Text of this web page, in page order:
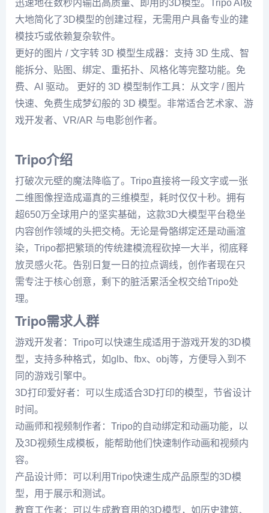
迅速地在数秒内输出高质量、即用的3D模型。Tripo AI极
大地简化了3D模型的创建过程，无需用户具备专业的建
模技巧或依赖复杂软件。
更好的图片 / 文字转 3D 模型生成器：支持 3D 生成、智
能拆分、贴图、绑定、重拓扑、风格化等完整功能。免
费、AI 驱动。 更好的 3D 模型制作工具：从文字 / 图片
快速、免费生成梦幻般的 3D 模型。非常适合艺术家、游
戏开发者、VR/AR 与电影创作者。
Tripo介绍
打破次元壁的魔法降临了。Tripo直接将一段文字或一张
二维图像捏造成逼真的三维模型，耗时仅仅十秒。拥有
超650万全球用户的坚实基础，这款3D大模型平台稳坐
内容创作领域的头把交椅。无论是骨骼绑定还是动画渲
染，Tripo都把繁琐的传统建模流程砍掉一大半，彻底释
放灵感火花。告别日复一日的拉点调线，创作者现在只
需专注于核心创意，剩下的脏活累活全权交给Tripo处
理。
Tripo需求人群
游戏开发者：Tripo可以快速生成适用于游戏开发的3D模
型，支持多种格式，如glb、fbx、obj等，方便导入到不
同的游戏引擎中。
3D打印爱好者：可以生成适合3D打印的模型，节省设计
时间。
动画师和视频制作者：Tripo的自动绑定和动画功能，以
及3D视频生成模板，能帮助他们快速制作动画和视频内
容。
产品设计师：可以利用Tripo快速生成产品原型的3D模
型，用于展示和测试。
教育工作者：可以生成教育用的3D模型，如历史建筑、